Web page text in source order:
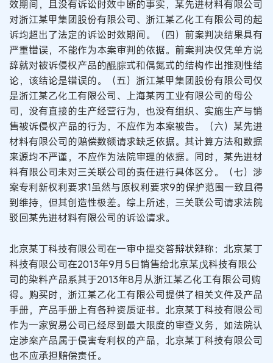
效期间，且没有诉讼时效中断的事实，某先进材料有限公司
对浙江某甲集团股份有限公司、浙江某乙化工有限公司的起
诉均超出了法定的诉讼时效期间。（四）前案判决结果具有
严重错误，不能作为本案审判的依据。前案判决仅凭单方说
辞就对被诉侵权产品的醌腙式和偶氮式的结构作出推测性结
论，该结论是错误的。（五）浙江某甲集团股份有限公司仅
是浙江某乙化工有限公司、上海某丙工业有限公司的母公
司，没有直接的生产经营行为，也没有组织、实施生产与销
售被诉侵权产品的行为，不应作为本案被告。（六）某先进
材料有限公司的赔偿数额请求缺乏依据。其计算方法和数据
来源均不严谨，不应作为法院审理的依据。同时，某先进材
料有限公司未对三关联公司的责任进行具体区分。（七）涉
案专利新权利要求1虽然与原权利要求9的保护范围一致且得
到维持，但其创造性极差。综上所述，三关联公司请求法院
驳回某先进材料有限公司的诉讼请求。
北京某丁科技有限公司在一审中提交答辩状辩称：北京某丁
科技有限公司在2013年9月5日销售给北京某戊科技有限公
司的染料产品系其于2013年8月从浙江某乙化工有限公司购
得。购买时，浙江某乙化工有限公司提供了相关文件及产品
手册，产品手册上有各种资质证书。北京某丁科技有限公司
作为一家贸易公司已经尽到最大限度的审查义务，如法院认
定涉案产品属于侵害专利权的产品，北京某丁科技有限公司
也不应承担赔偿责任。